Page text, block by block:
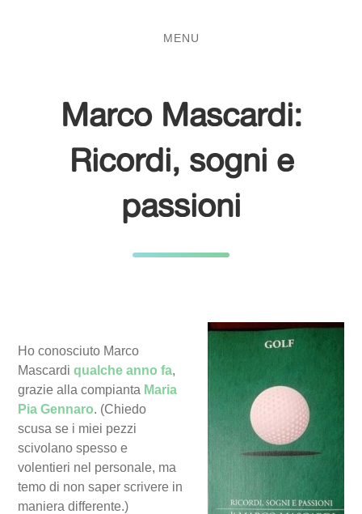
MENU
Marco Mascardi:
Ricordi, sogni e
passioni
Ho conosciuto Marco
Mascardiqualche anno fa,
grazie alla compianta Maria
Pia Gennaro. (Chiedo
scusa se i miei pezzi
scivolano spesso e
volentieri nel personale, ma
temo di non saper scrivere in
maniera differente.)